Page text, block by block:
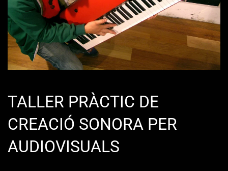
TALLER PRÀCTIC DE
CREACIÓ SONORA PER
AUDIOVISUALS